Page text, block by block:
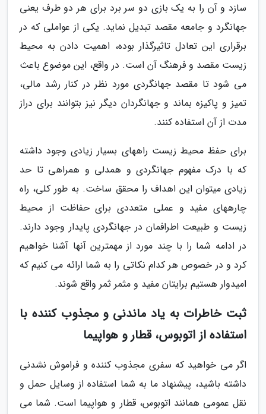
سازد و آن را به یک بازی دو سر برد برای هر دو طرف یعنی
جهانگرد و جامعه مقصد تبدیل نماید. یکی از عواملی که در
برقراری این تعادل تاثیرگذار بوده، اهمیت دادن به محیط
زیست مقصد و فرهنگ آن است. در واقع، این موضوع باعث
می شود تا مقصد جهانگردی مورد نظر در کنار رشد مالی،
تمیز و پاکیزه بماند و جهانگردان دیگر نیز بتوانند برای دراز
مدت از آن استفاده کنند.
برای حفظ محیط زیست راههای بسیار زیادی وجود داشته
که با درک مفهوم جهانگردی و همدلی و همراهی تا حد
زیادی میتوان این اهداف را محقق ساخت. به طور کلی، راه
چارههای مفید و عملی متعددی برای حفاظت از محیط
زیست و طبیعت اطرافمان در جهانگردی پایدار وجود دارند.
در ادامه شما را با چند مورد از مهمترین آنها آشنا خواهیم
کرد و در خصوص هر کدام نکاتی را به شما ارائه می کنیم که
امیدوار هستیم برایتان مفید و مثمر ثمر واقع شوند.
ثبت خاطرات به یاد ماندنی و مجذوب کننده با
استفاده از اتوبوس، قطار و هواپیما
اگر می خواهید که سفری مجذوب کننده و فراموش نشدنی
داشته باشید، پیشنهاد ما به شما استفاده از وسایل حمل و
نقل عمومی همانند اتوبوس، قطار و هواپیما است. شما می